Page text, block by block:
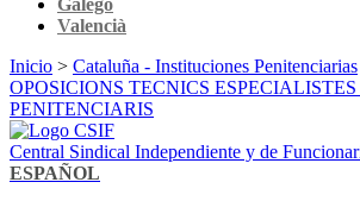
Valencià
Inicio > Cataluña - Instituciones Penitenciarias
OPOSICIONS TECNICS ESPECIALISTES
PENITENCIARIS
Central Sindical Independiente y de
ESPAÑOL